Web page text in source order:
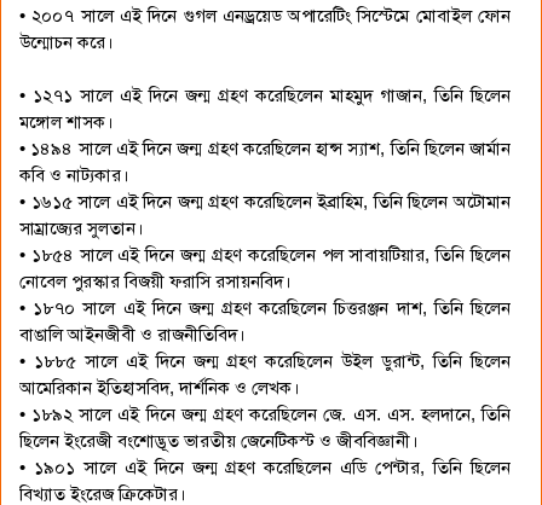
• ২০০৭ সালে এই দিনে গুগল এনড্রয়েড অপারেটিং সিস্টেমে মোবাইল ফোন
উন্মোচন করে।
• ১২৭১ সালে এই দিনে জন্ম গ্রহণ করেছিলেন মাহমুদ গাজান, তিনি ছিলেন
মঙ্গোল শাসক।
• ১৪৯৪ সালে এই দিনে জন্ম গ্রহণ করেছিলেন হান্স স্যাশ, তিনি ছিলেন জার্মান
কবি ও নাট্যকার।
• ১৬১৫ সালে এই দিনে জন্ম গ্রহণ করেছিলেন ইব্রাহিম, তিনি ছিলেন অটোমান
সাম্রাজ্যের সুলতান।
• ১৮৫৪ সালে এই দিনে জন্ম গ্রহণ করেছিলেন পল সাবায়টিয়ার, তিনি ছিলেন
নোবেল পুরস্কার বিজয়ী ফরাসি রসায়নবিদ।
• ১৮৭০ সালে এই দিনে জন্ম গ্রহণ করেছিলেন চিত্তরঞ্জন দাশ, তিনি ছিলেন
বাঙালি আইনজীবী ও রাজনীতিবিদ।
• ১৮৮৫ সালে এই দিনে জন্ম গ্রহণ করেছিলেন উইল ডুরান্ট, তিনি ছিলেন
আমেরিকান ইতিহাসবিদ, দার্শনিক ও লেখক।
• ১৮৯২ সালে এই দিনে জন্ম গ্রহণ করেছিলেন জে. এস. এস. হলদানে, তিনি
ছিলেন ইংরেজী বংশোদ্ভূত ভারতীয় জেনেটিকস্ট ও জীববিজ্ঞানী।
• ১৯০১ সালে এই দিনে জন্ম গ্রহণ করেছিলেন এডি পেন্টার, তিনি ছিলেন
বিখ্যাত ইংরেজ ক্রিকেটার।